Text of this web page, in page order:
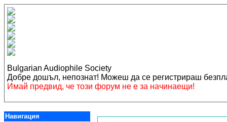
Bulgarian Audiophile Society
Добре дошъл, непознат! Можеш да се регистрираш
Имай предвид, че този форум не е за начинаещи!
Навигация